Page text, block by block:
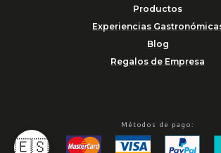
🇪🇸
Productos
Experiencias
Blog
Regalos de Empresa
Métodos de pago: